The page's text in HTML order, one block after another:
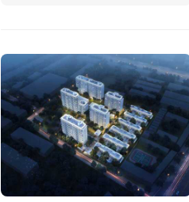
风险。
虽然室外型
国内敢于尝试